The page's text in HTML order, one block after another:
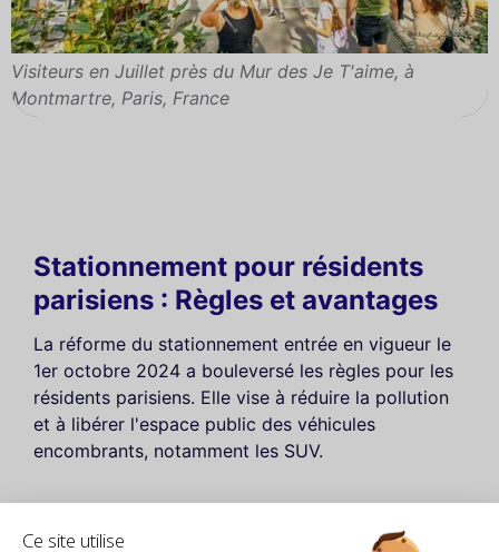
Ce site utilise
Visiteurs en Juillet près du Mur des Je T'aime, à
Montmartre, Paris, France
Stationnement pour résidents
parisiens : Règles et avantages
La réforme du stationnement entrée en vigueur le
1er octobre 2024 a bouleversé les règles pour les
résidents parisiens. Elle vise à réduire la pollution
et à libérer l'espace public des véhicules
encombrants, notamment les SUV.